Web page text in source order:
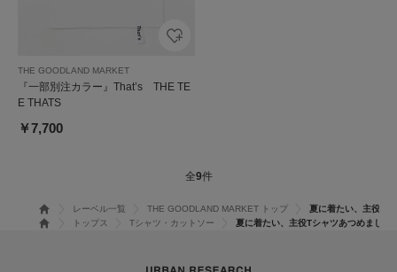
THE GOODLAND MARKET
『一部別注カラー』That’s THE TE
E THATS
￥7,700
全9件
レーベル一覧 THE GOODLAND MARKET トップ
夏に着たい、主役T
トップス
Tシャツ・カットソー 夏に着たい、主役Tシャツあつめました